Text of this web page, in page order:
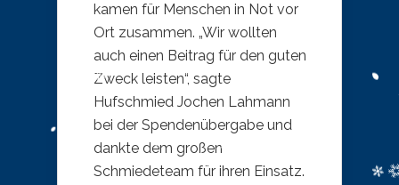
kamen für Menschen in Not vor
Ort zusammen. „Wir wollten
auch einen Beitrag für den guten
Zweck leisten“, sagte
Hufschmied Jochen Lahmann
bei der Spendenübergabe und
dankte dem großen
Schmiedeteam für ihren Einsatz.